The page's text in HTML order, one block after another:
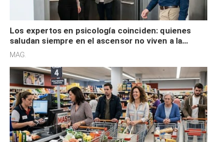
Los expertos en psicología coinciden: quienes
saludan siempre en el ascensor no viven a la
defensiva y tienen apertura social
MAG.